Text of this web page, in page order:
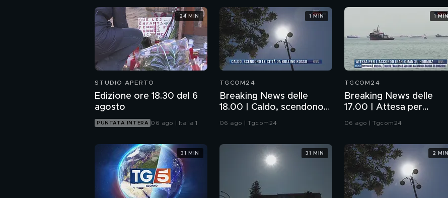
STUDIO APERTO
Edizione ore 18.30 del 6
agosto
PUNTATA INTERA 06 ago | Italia 1
24 MIN
TGCOM24
Breaking News delle
18.00 | Caldo, scendono
le città da bollino rosso
06 ago | Tgcom24
1 MIN
TGCOM24
Breaking News delle
17.00 | Attesa per
l'accordo Iran-Oman su
06 ago | Tgcom24
1 MIN
31 MIN 31 MIN 2 MIN